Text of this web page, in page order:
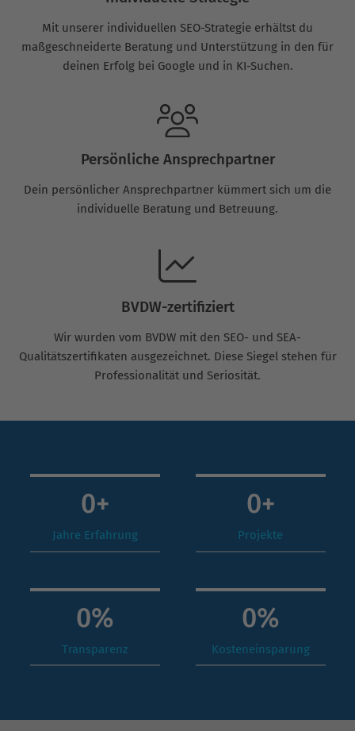
Mit unserer individuellen SEO-Strategie erhältst du
maßgeschneiderte Beratung und Unterstützung in den für
deinen Erfolg bei Google und in KI-Suchen.
Persönliche Ansprechpartner
Dein persönlicher Ansprechpartner kümmert sich um die
individuelle Beratung und Betreuung.
BVDW-zertifiziert
Wir wurden vom BVDW mit den SEO- und SEA-
Qualitätszertifikaten ausgezeichnet. Diese Siegel stehen für
Professionalität und Seriosität.
0+
Jahre Erfahrung
0+
Projekte
0%
Transparenz
0%
Kosteneinsparung